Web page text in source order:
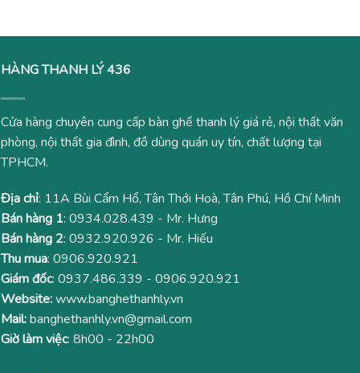
HÀNG THANH LÝ 436
Cửa hàng chuyên cung cấp bàn ghế thanh lý giá rẻ, nội thất văn
phòng, nội thất gia đình, đồ dùng quán uy tín, chất lượng tại
TPHCM.
Địa chỉ: 11A Bùi Cẩm Hổ, Tân Thới Hoà, Tân Phú, Hồ Chí Minh
Bán hàng 1: 0934.028.439 - Mr. Hưng
Bán hàng 2: 0932.920.926 - Mr. Hiếu
Thu mua: 0906.920.921
Giám đốc: 0937.486.339 - 0906.920.921
Website:www.banghethanhly.vn
Mail:banghethanhly.vn@gmail.com
Giờ làm việc: 8h00 - 22h00